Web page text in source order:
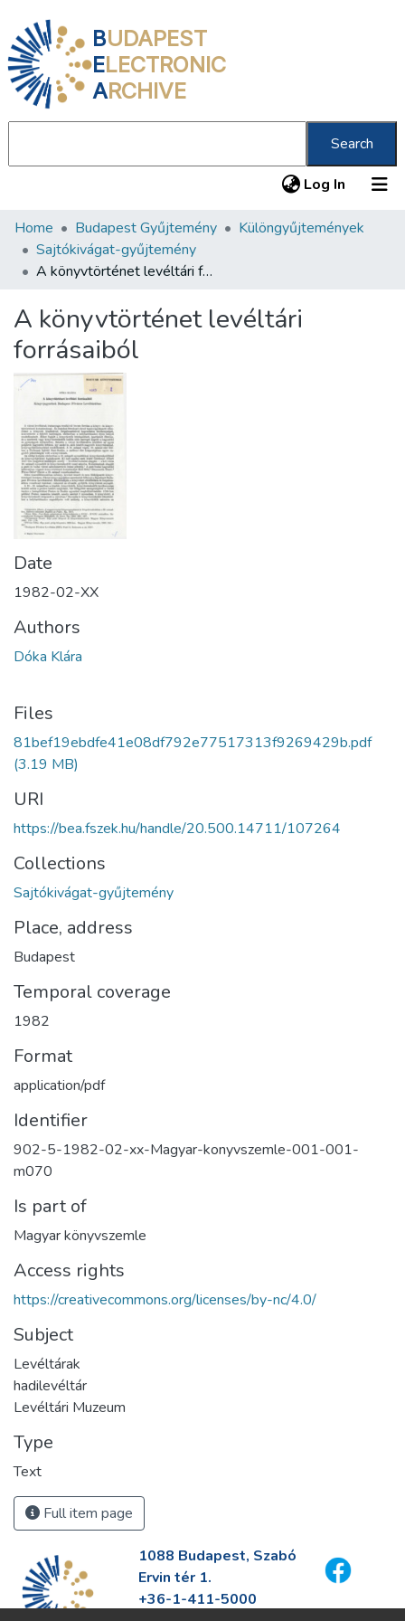
BUDAPEST
ELECTRONIC
ARCHIVE
Search
Log In (current)
Communities & Collections
All of DSpace
About us
Home Budapest Gyűjtemény
Különgyűjtemények
Sajtókivágat-gyűjtemény
A könyvtörténet levéltári forrásaiból
A könyvtörténet levéltári
forrásaiból
Date
1982-02-XX
Authors
Dóka Klára
Files
81bef19ebdfe41e08df792e77517313f9269429b.pdf
(3.19 MB)
URI
https://bea.fszek.hu/handle/20.500.14711/107264
Collections
Sajtókivágat-gyűjtemény
Place, address
Budapest
Temporal coverage
1982
Format
application/pdf
Identifier
902-5-1982-02-xx-Magyar-konyvszemle-001-001-
m070
Is part of
Magyar könyvszemle
Access rights
https://creativecommons.org/licenses/by-nc/4.0/
Subject
Levéltárak
hadilevéltár
Levéltári Muzeum
Type
Text
Full item page
1088 Budapest, Szabó
Ervin tér 1.
+36-1-411-5000